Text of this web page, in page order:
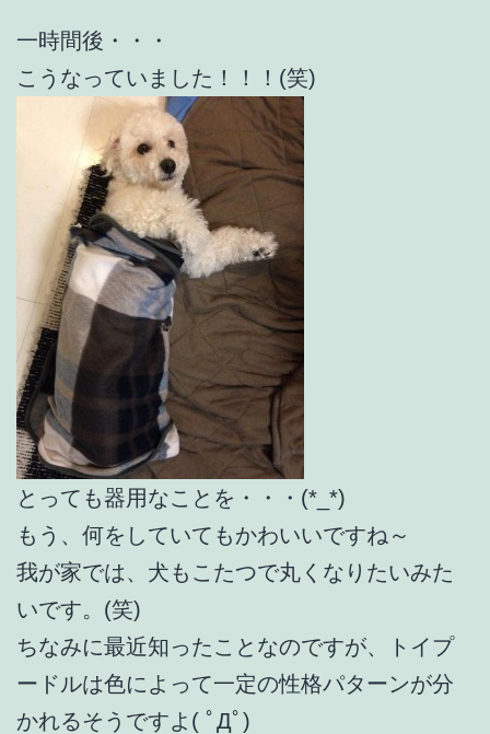
一時間後・・・
こうなっていました！！！(笑)
とっても器用なことを・・・(*_*)
もう、何をしていてもかわいいですね～
我が家では、犬もこたつで丸くなりたいみた
いです。(笑)
ちなみに最近知ったことなのですが、トイプ
ードルは色によって一定の性格パターンが分
かれるそうですよ( ﾟДﾟ)